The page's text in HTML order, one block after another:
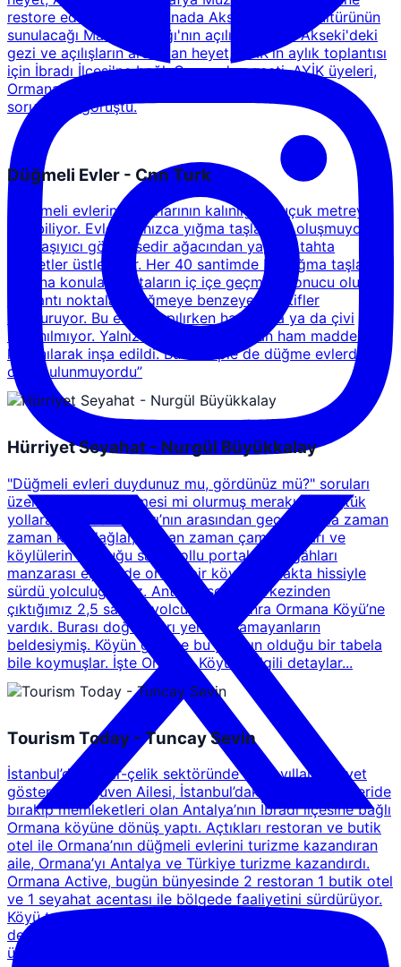
restore edilen yöresel binada Akseki mutfak kültürünün
sunulacağı Marla Mutfağı'nın açılışını yaptı. Akseki'deki
gezi ve açılışların ardından heyet, AYİK'in aylık toplantısı
için İbradı İlçesi'ne bağlı Ormana'ya geçti. AYİK üyeleri,
Ormana'daki butik otel Berberoğlu House'da kent
sorunlarını görüştü.
Düğmeli Evler - Cnn Turk
"Düğmeli evlerin duvarlarının kalınlığı 1 buçuk metreyi
bulabiliyor. Evler yalnızca yığma taşlardan oluşmuyor.
Asıl taşıyıcı görevi sedir ağacından yapılan tahta
iskeletler üstleniyor. Her 40 santimde bir yığma taşların
arasına konulan tahtaların iç içe geçmesi sonucu oluşan
bağlantı noktaları düğmeye benzeyen motifler
oluşturuyor. Bu evler yapılırken harç, sıva ya da çivi
kullanılmıyor. Yalnızca bölgede bulunan ham maddeler
kullanılarak inşa edildi. Bu sebeple de düğme evlerde
cam bulunmuyordu”
Hürriyet Seyahat - Nurgül Büyükkalay
"Düğmeli evleri duydunuz mu, gördünüz mü?" soruları
üzerine evlerin düğmesi mi olurmuş merakı ile düştük
yollara... Toros Dağları’nın arasından geçen yolda zaman
zaman karlı dağlar, zaman zaman çam ağaçları ve
köylülerin kurduğu sağlı sollu portakal tezgâhları
manzarası eşliğinde orada bir köy var uzakta hissiyle
sürdü yolculuğumuz. Antalya şehir merkezinden
çıktığımız 2,5 saatlik yolculuktan sonra Ormana Köyü’ne
vardık. Burası doğdukları yeri unutamayanların
beldesiymiş. Köyün girişine bu yazının olduğu bir tabela
bile koymuşlar. İşte Ormana Köyü ile ilgili detaylar...
Tourism Today - Tuncay Sevin
İstanbul’da demir-çelik sektöründe uzun yıllar faaliyet
gösteren Özgüven Ailesi, İstanbul’daki yaşamlarını geride
bırakıp memleketleri olan Antalya’nın İbradı ilçesine bağlı
Ormana köyüne dönüş yaptı. Açtıkları restoran ve butik
otel ile Ormana’nın düğmeli evlerini turizme kazandıran
aile, Ormana’yı Antalya ve Türkiye turizme kazandırdı.
Ormana Active, bugün bünyesinde 2 restoran 1 butik otel
ve 1 seyahat acentası ile bölgede faaliyetini sürdürüyor.
Köyü turizme kazandırarak Ormana’nın kaderini
değiştiren aile, 2018 yılında 3 bini konaklamalı olmak
üzere toplam 40 bin turiste hizmet verdi.